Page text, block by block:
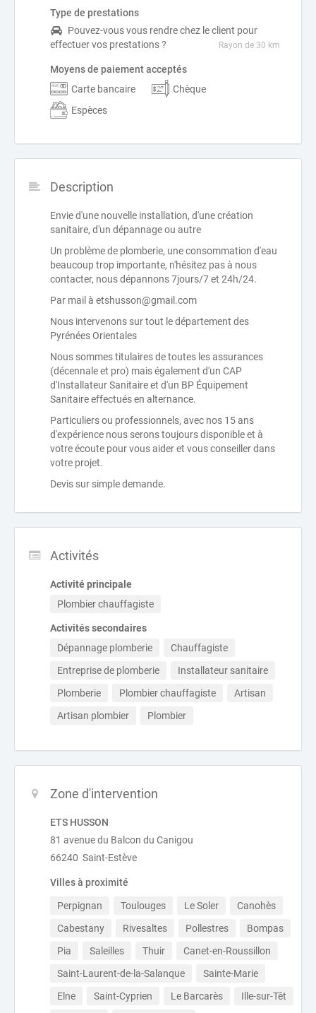
Type de prestations
Pouvez-vous vous rendre chez le client pour
effectuer vos prestations ?
Rayon de 30 km
Moyens de paiement acceptés
Carte bancaire
Chèque
Espèces
Description
Envie d'une nouvelle installation, d'une création
sanitaire, d'un dépannage ou autre
Un problème de plomberie, une consommation d'eau
beaucoup trop importante, n'hésitez pas à nous
contacter, nous dépannons 7jours/7 et 24h/24.
Par mail à etshusson@gmail.com
Nous intervenons sur tout le département des
Pyrénées Orientales
Nous sommes titulaires de toutes les assurances
(décennale et pro) mais également d'un CAP
d'Installateur Sanitaire et d'un BP Équipement
Sanitaire effectués en alternance.
Particuliers ou professionnels, avec nos 15 ans
d'expérience nous serons toujours disponible et à
votre écoute pour vous aider et vous conseiller dans
votre projet.
Devis sur simple demande.
Activités
Activité principale
Plombier chauffagiste
Activités secondaires
Dépannage plomberie
Chauffagiste
Entreprise de plomberie
Installateur sanitaire
Plomberie
Plombier chauffagiste
Artisan
Artisan plombier
Plombier
Zone d'intervention
ETS HUSSON
81 avenue du Balcon du Canigou
66240 Saint-Estève
Villes à proximité
Perpignan Toulouges Le Soler
Canohès
Cabestany
Rivesaltes Pollestres
Bompas
Pia
Saleilles Thuir
Canet-en-Roussillon
Saint-Laurent-de-la-Salanque
Sainte-Marie
Elne
Saint-Cyprien Le Barcarès Ille-sur-Têt